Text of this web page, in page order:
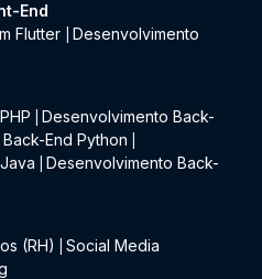
End
Flutter
Desenvolvimento
Desenvolvimento Back-
End Python
Desenvolvimento Back-
(RH)
Social Media